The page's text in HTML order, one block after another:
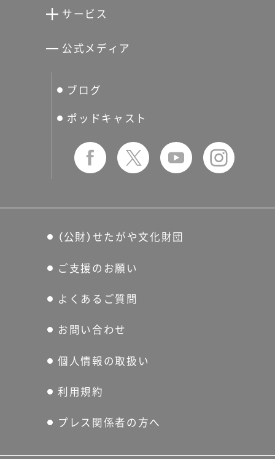
分館スケジュール
世田谷文学館
せたおん
サービス
せたがやアーツカード
友の会
公式メディア
ブログ
ポッドキャスト
（公財）せたがや文化財団
ご支援のお願い
よくあるご質問
お問い合わせ
個人情報の取扱い
利用規約
プレス関係者の方へ